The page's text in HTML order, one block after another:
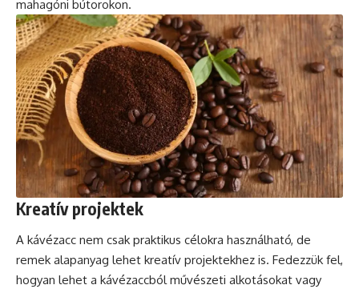
mahagóni bútorokon.
Kreatív projektek
A kávézacc nem csak praktikus célokra használható, de
remek alapanyag lehet kreatív projektekhez is. Fedezzük fel,
hogyan lehet a kávézaccból művészeti alkotásokat vagy